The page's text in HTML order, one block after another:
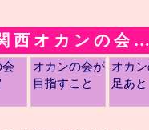
西オカンの会
オカンの会が
目指すこと
オカ
足あと